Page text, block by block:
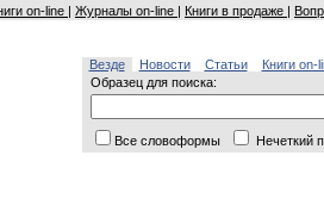
on-line | Журналы on-line | Книги в продаже |
Везде Новости Статьи
Книги on-
Образец для поиска:
Все словоформы Нечеткий